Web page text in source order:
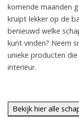
komende maanden
kruipt lekker op de
benieuwd welke
kunt vinden? Neem
unieke producten
interieur.
Bekijk hier alle